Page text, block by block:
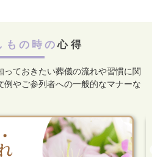
もの時の心得
っておきたい葬儀の流れや習慣に関
例やご参列者への一般的なマナーな